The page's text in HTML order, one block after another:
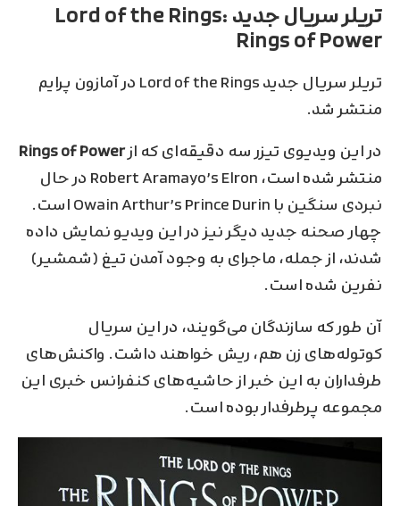
تریلر سریال جدید Lord of the Rings:
Rings of Power
تریلر سریال جدید Lord of the Rings در آمازون پرایم
منتشر شد.
در این ویدیوی تیزر سه دقیقه‌ای که ازRings of Power
منتشر شده ‌است، Robert Aramayo’s Elron در حال
نبردی سنگین با Owain Arthur’s Prince Durin است.
چهار صحنه جدید دیگر نیز در این ویدیو نمایش داده
شدند، از جمله، ماجرای به وجود آمدن تیغ (شمشیر)
نفرین شده است.
آن طور که سازندگان می‌گویند، در این سریال
کوتوله‌های زن هم، ریش خواهند داشت. واکنش‌های
طرفداران به این خبر از حاشیه‌های کنفرانس‌ خبری این
مجموعه پرطرفدار بوده است.